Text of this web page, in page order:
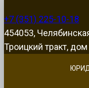
+7 (351) 225-10-18
454053,
Троицкий тракт,